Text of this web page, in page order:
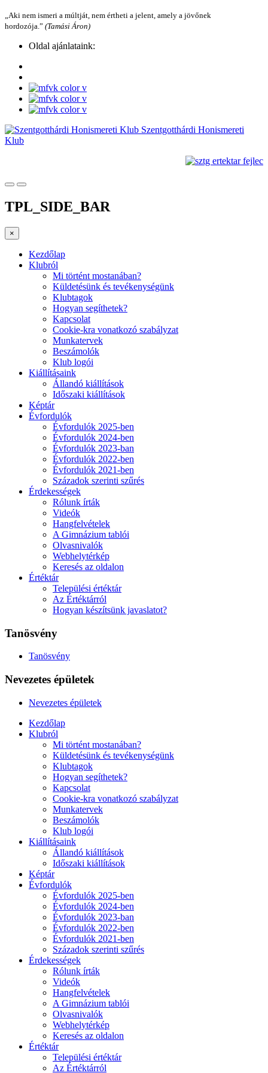
„Aki nem ismeri a múltját, nem értheti a jelent, amely a jövőnek
hordozója.” (Tamási Áron)
Oldal ajánlataink:
Szentgotthárdi Honismereti
Klub
TPL_SIDE_BAR
×
Kezdőlap
Klubról
Mi történt mostanában?
Küldetésünk és tevékenységünk
Klubtagok
Hogyan segíthetek?
Kapcsolat
Cookie-kra vonatkozó szabályzat
Munkatervek
Beszámolók
Klub logói
Kiállításaink
Állandó kiállítások
Időszaki kiállítások
Képtár
Évfordulók
Évfordulók 2025-ben
Évfordulók 2024-ben
Évfordulók 2023-ban
Évfordulók 2022-ben
Évfordulók 2021-ben
Századok szerinti szűrés
Érdekességek
Rólunk írták
Videók
Hangfelvételek
A Gimnázium tablói
Olvasnivalók
Webhelytérkép
Keresés az oldalon
Értéktár
Települési értéktár
Az Értéktárról
Hogyan készítsünk javaslatot?
Tanösvény
Tanösvény
Nevezetes épületek
Nevezetes épületek
Kezdőlap
Klubról
Mi történt mostanában?
Küldetésünk és tevékenységünk
Klubtagok
Hogyan segíthetek?
Kapcsolat
Cookie-kra vonatkozó szabályzat
Munkatervek
Beszámolók
Klub logói
Kiállításaink
Állandó kiállítások
Időszaki kiállítások
Képtár
Évfordulók
Évfordulók 2025-ben
Évfordulók 2024-ben
Évfordulók 2023-ban
Évfordulók 2022-ben
Évfordulók 2021-ben
Századok szerinti szűrés
Érdekességek
Rólunk írták
Videók
Hangfelvételek
A Gimnázium tablói
Olvasnivalók
Webhelytérkép
Keresés az oldalon
Értéktár
Települési értéktár
Az Értéktárról